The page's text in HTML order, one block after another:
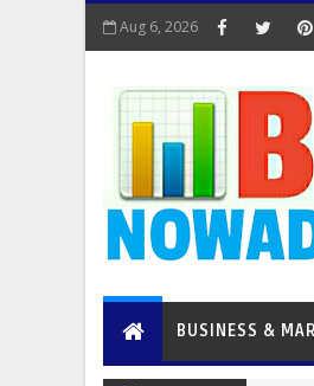
Aug 6, 2026
BUSINESS &